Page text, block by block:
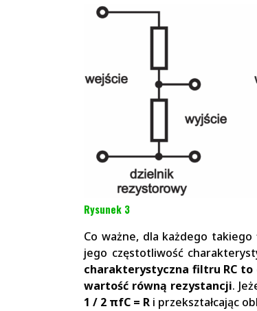
Rysunek 3
Co ważne, dla każdego
jego częstotliwość
charakterystyczna filtru RC
wartość równą rezystancji.
1 / 2 πfC = R i przekształcając